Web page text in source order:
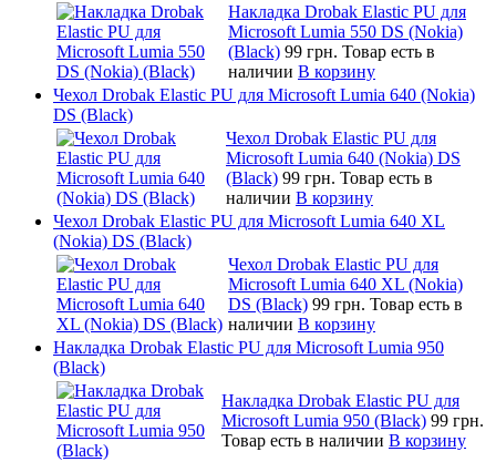
Накладка Drobak Elastic PU для
Microsoft Lumia 550 DS (Nokia)
(Black) 99 грн. Товар есть в
наличии В корзину
Чехол Drobak Elastic PU для Microsoft Lumia 640 (Nokia)
DS (Black)
Чехол Drobak Elastic PU для
Microsoft Lumia 640 (Nokia) DS
(Black) 99 грн. Товар есть в
наличии В корзину
Чехол Drobak Elastic PU для Microsoft Lumia 640 XL
(Nokia) DS (Black)
Чехол Drobak Elastic PU для
Microsoft Lumia 640 XL (Nokia)
DS (Black) 99 грн. Товар есть в
наличии В корзину
Накладка Drobak Elastic PU для Microsoft Lumia 950
(Black)
Накладка Drobak Elastic PU для
Microsoft Lumia 950 (Black) 99 грн.
Товар есть в наличии В корзину